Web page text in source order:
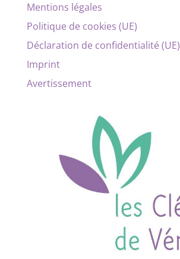
Mentions légales
Politique de cookies (UE)
Déclaration de confidentialité (UE)
Imprint
Avertissement